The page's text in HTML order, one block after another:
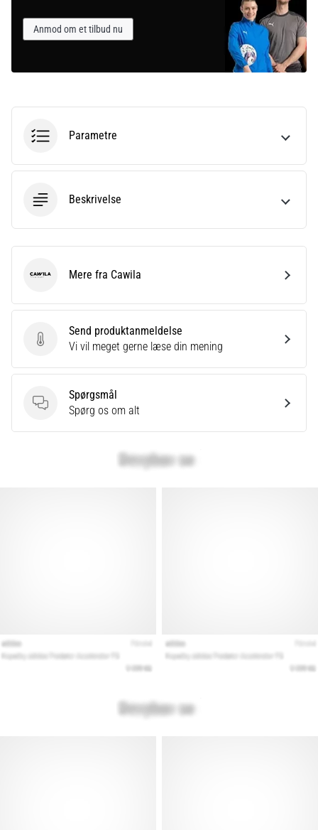
Anmod om et tilbud nu
Parametre
Beskrivelse
Send produktanmeldelse
Send produktanmeldelse
Vi vil meget gerne læse din mening
Spørgsmål
Spørgsmål
Spørg os om alt
Cawila Mere fra Cawila